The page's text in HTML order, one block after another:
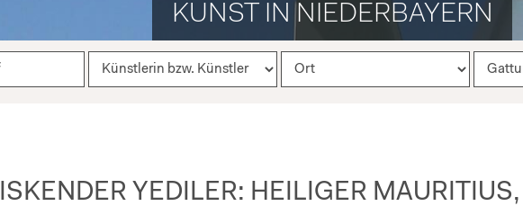
KUNST IN NIEDERBAYERN
ISKENDER YEDILER: HEILIGER